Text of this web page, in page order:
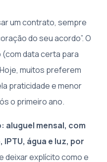
um contrato, sempre
do seu acordo”. O
data certa para
muitos preferem
praticidade e menor
o primeiro ano.
aluguel mensal, com
água e luz, por
deixar explícito como e